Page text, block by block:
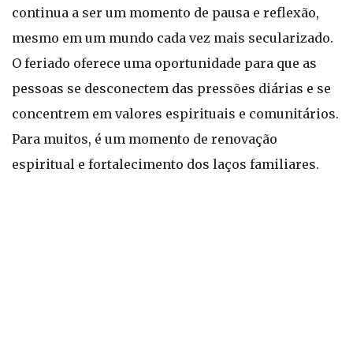
continua a ser um momento de pausa e reflexão,
mesmo em um mundo cada vez mais secularizado.
O feriado oferece uma oportunidade para que as
pessoas se desconectem das pressões diárias e se
concentrem em valores espirituais e comunitários.
Para muitos, é um momento de renovação
espiritual e fortalecimento dos laços familiares.